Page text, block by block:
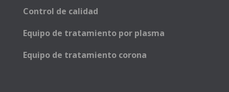
Control de calidad
Equipo de tratamiento por plasma
Equipo de tratamiento corona